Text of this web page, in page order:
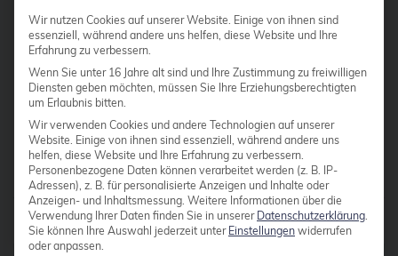
CentOS
Ceph
CERN
certmonger
CGI
CI/CD-Integration
ClamAV
Cloud
Anwendungen und -Server. Dies
kann Remote-Desktop-Systeme,
Anwendungen […]
Weiterlesen
Beiträge vonMichael Sprengel
Wir nutzen Cookies auf unserer Website. Einige von ihnen sind
essenziell, während andere uns helfen, diese Website und Ihre
Erfahrung zu verbessern.
Wenn Sie unter 16 Jahre alt sind und Ihre Zustimmung zu freiwilligen
Diensten geben möchten, müssen Sie Ihre Erziehungsberechtigten
um Erlaubnis bitten.
Wir verwenden Cookies und andere Technologien auf unserer
Website. Einige von ihnen sind essenziell, während andere uns
helfen, diese Website und Ihre Erfahrung zu verbessern.
Personenbezogene Daten können verarbeitet werden (z. B. IP-
Adressen), z. B. für personalisierte Anzeigen und Inhalte oder
Anzeigen- und Inhaltsmessung. Weitere Informationen über die
Verwendung Ihrer Daten finden Sie in unserer Datenschutzerklärung
Sie können Ihre Auswahl jederzeit unter Einstellungen widerrufen
oder anpassen.